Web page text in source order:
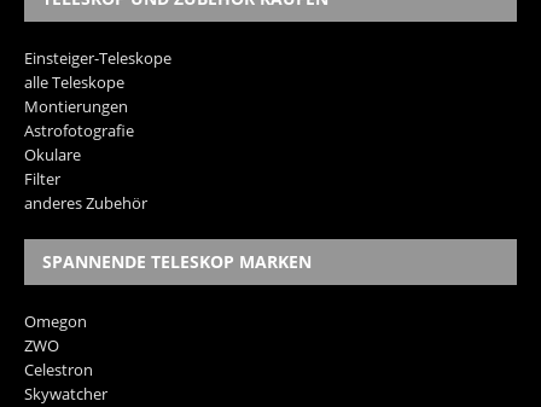
Einsteiger-Teleskope
alle Teleskope
Montierungen
Astrofotografie
Okulare
Filter
anderes Zubehör
SPANNENDE TELESKOP MARKEN
Omegon
ZWO
Celestron
Skywatcher